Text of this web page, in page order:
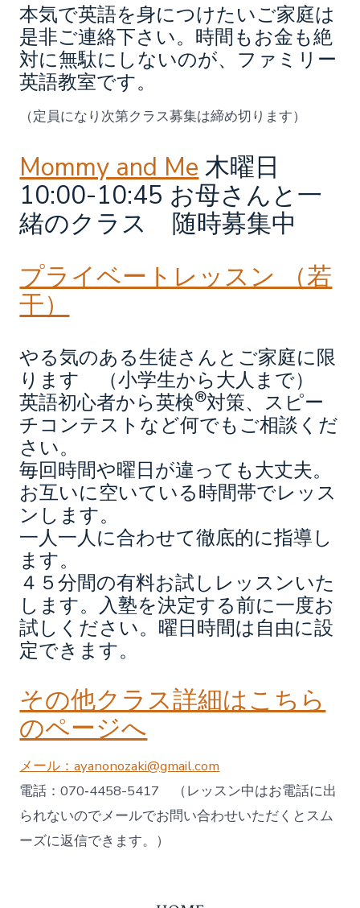
本気で英語を身につけたいご家庭は
是非ご連絡下さい。時間もお金も絶
対に無駄にしないのが、ファミリー
英語教室です。
（定員になり次第クラス募集は締め切ります）
Mommy and Me 木曜日
10:00-10:45 お母さんと一
緒のクラス 随時募集中
プライベートレッスン （若
干）
やる気のある生徒さんとご家庭に限
ります （小学生から大人まで）
英語初心者から英検®対策、スピー
チコンテストなど何でもご相談くだ
さい。
毎回時間や曜日が違っても大丈夫。
お互いに空いている時間帯でレッス
ンします。
一人一人に合わせて徹底的に指導し
ます。
４５分間の有料お試しレッスンいた
します。入塾を決定する前に一度お
試しください。曜日時間は自由に設
定できます。
その他クラス詳細はこちら
のページへ
メール：ayanonozaki@gmail.com
電話：070‐4458-5417 （レッスン中はお電話に出
られないのでメールでお問い合わせいただくとスム
ーズに返信できます。）